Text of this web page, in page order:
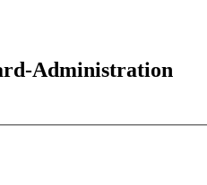
Administration